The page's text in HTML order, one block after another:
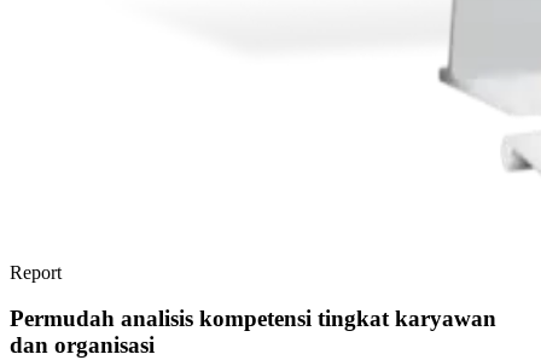
Report
Permudah analisis kompetensi tingkat karyawan
dan organisasi